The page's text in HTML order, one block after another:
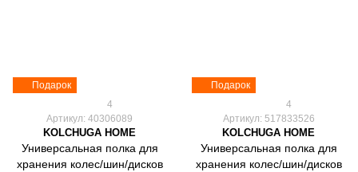
Подарок
4
Артикул: 40306089
KOLCHUGA HOME
Универсальная полка для
хранения колес/шин/дисков
Подарок
4
Артикул: 517833526
KOLCHUGA HOME
Универсальная полка для
хранения колес/шин/дисков